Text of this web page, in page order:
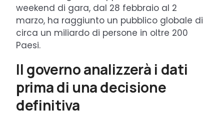
weekend di gara, dal 28 febbraio al 2
marzo, ha raggiunto un pubblico globale di
circa un miliardo di persone in oltre 200
Paesi.
Il governo analizzerà i dati
prima di una decisione
definitiva